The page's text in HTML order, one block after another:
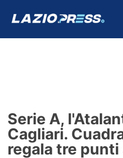
Formello
Infortuni
Serie A,
Cagliari.
regala tre punti